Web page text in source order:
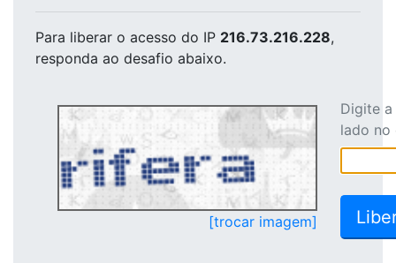
Para liberar o acesso do IP 216.73.216.228,
responda ao desafio abaixo.
[trocar imagem]
Digite
lado no